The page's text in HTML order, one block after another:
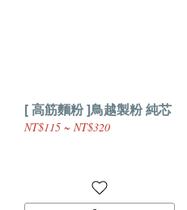
[ 高筋麵粉 ]鳥越製粉 純芯
NT$115 ~ NT$320